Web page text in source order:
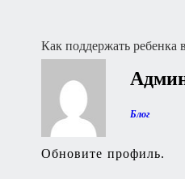
Навигация
записям
Как поддержать ребенка
Блог
Обновите профиль.